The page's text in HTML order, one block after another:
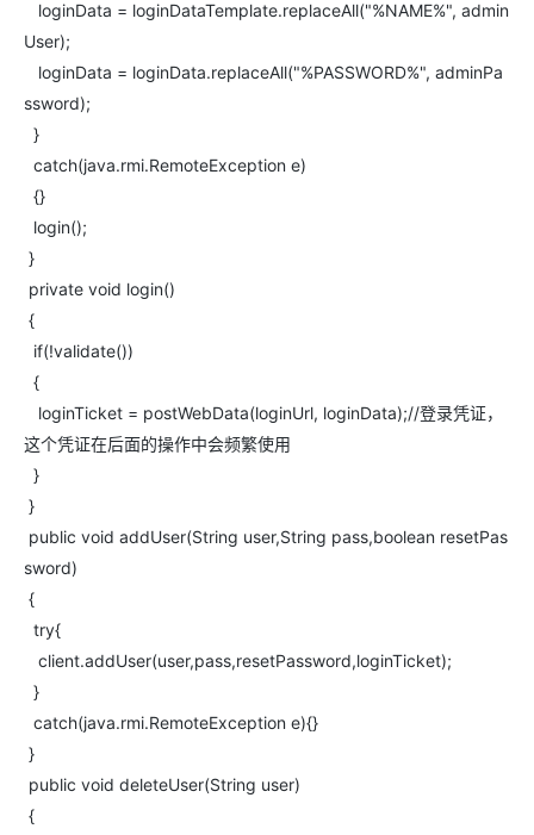
loginData = loginDataTemplate.replaceAll("%NAME%", admin
User);
loginData = loginData.replaceAll("%PASSWORD%", adminPa
ssword);
}
catch(java.rmi.RemoteException e)
{}
login();
}
private void login()
{
if(!validate())
{
loginTicket = postWebData(loginUrl, loginData);//登录凭证，
这个凭证在后面的操作中会频繁使用
}
}
public void addUser(String user,String pass,boolean resetPas
sword)
{
try{
client.addUser(user,pass,resetPassword,loginTicket);
}
catch(java.rmi.RemoteException e){}
}
public void deleteUser(String user)
{